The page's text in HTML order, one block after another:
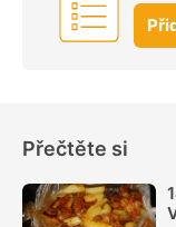
Přečtěte si